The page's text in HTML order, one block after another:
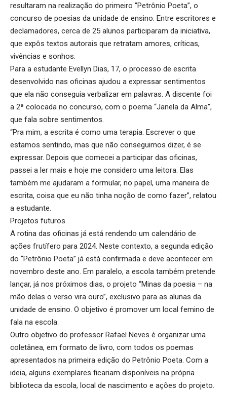
resultaram na realização do primeiro “Petrônio Poeta”, o
concurso de poesias da unidade de ensino. Entre escritores e
declamadores, cerca de 25 alunos participaram da iniciativa,
que expôs textos autorais que retratam amores, críticas,
vivências e sonhos.
Para a estudante Evellyn Dias, 17, o processo de escrita
desenvolvido nas oficinas ajudou a expressar sentimentos
que ela não conseguia verbalizar em palavras. A discente foi
a 2ª colocada no concurso, com o poema “Janela da Alma”,
que fala sobre sentimentos.
“Pra mim, a escrita é como uma terapia. Escrever o que
estamos sentindo, mas que não conseguimos dizer, é se
expressar. Depois que comecei a participar das oficinas,
passei a ler mais e hoje me considero uma leitora. Elas
também me ajudaram a formular, no papel, uma maneira de
escrita, coisa que eu não tinha noção de como fazer”, relatou
a estudante.
Projetos futuros
A rotina das oficinas já está rendendo um calendário de
ações frutífero para 2024. Neste contexto, a segunda edição
do “Petrônio Poeta” já está confirmada e deve acontecer em
novembro deste ano. Em paralelo, a escola também pretende
lançar, já nos próximos dias, o projeto “Minas da poesia – na
mão delas o verso vira ouro”, exclusivo para as alunas da
unidade de ensino. O objetivo é promover um local femino de
fala na escola.
Outro objetivo do professor Rafael Neves é organizar uma
coletânea, em formato de livro, com todos os poemas
apresentados na primeira edição do Petrônio Poeta. Com a
ideia, alguns exemplares ficariam disponíveis na própria
biblioteca da escola, local de nascimento e ações do projeto.